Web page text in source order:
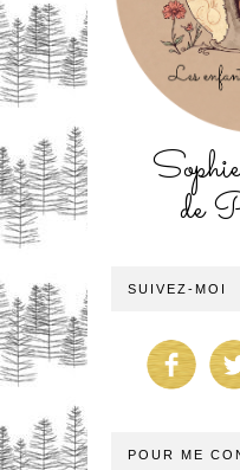
de
SUIVEZ-MOI
POUR ME